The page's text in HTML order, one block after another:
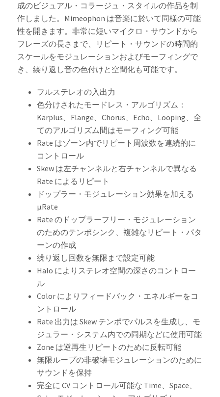
成のビジュアル・コラージュ・スタイルの作品を制
作しました。Mimeophon は音楽に於いて同様の可能
性を開きます。非常に短いマイクロ・サウンドから
フレーズの長さまで、リピート・サウンドの時間的
スケールをモジュレーションおよびモーフィングで
き、繰り返し音の色付けと空間化も可能です。
フルステレオの入出力
色分けされたモードレス・アルゴリズム：
Karplus、Flange、Chorus、Echo、Looping、全
てのアルゴリズム間はモーフィング可能
Rate はゾーン内でリピート周波数を連続的に
コントロール
Skew は左チャンネルと右チャンネルで異なる
Rate によるリピート
ドップラー・モジュレーション効果を加える
μRate
Rate のドップラーフリー・モジュレーション
のためのテンポシンク、複雑なリピート・パタ
ーンの作成
繰り返し回数を無限まで設定可能
Halo によりステレオ空間の深さのコントロー
ル
Color によりフィードバック・エネルギーをコ
ントロール
Rate 出力は Skew テンポでパルスを生成し、モ
ジュラー・システム内での同期などに使用可能
Zone は逆再生リピートのために反転可能
無限ループの非破壊モジュレーションのために
サウンドを保持
完全に CV コントロール可能な Time、Space、